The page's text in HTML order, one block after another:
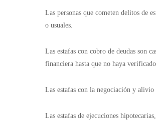
Las personas que cometen delitos de
o usuales.
Las estafas con cobro de deudas son
financiera hasta que no haya
Las estafas con la negociación y alivio
Las estafas de ejecuciones